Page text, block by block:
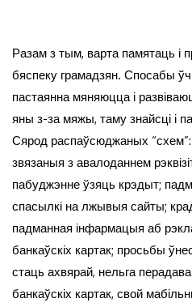
Разам з тым, варта памятаць і
бяспеку грамадзян. Спосабы
пастаянна мяняюцца і
яны з-за мяжы, таму знайсці і
Сярод распаўсюджаных
звязаныя з авалоданнем
пабуджэнне ўзяць крэдыт;
спасылкі на лжывыя сайты;
падманная інфармацыя аб
банкаўскіх картак; просьбы
стаць ахвярай, нельга
банкаўскіх картак, свой